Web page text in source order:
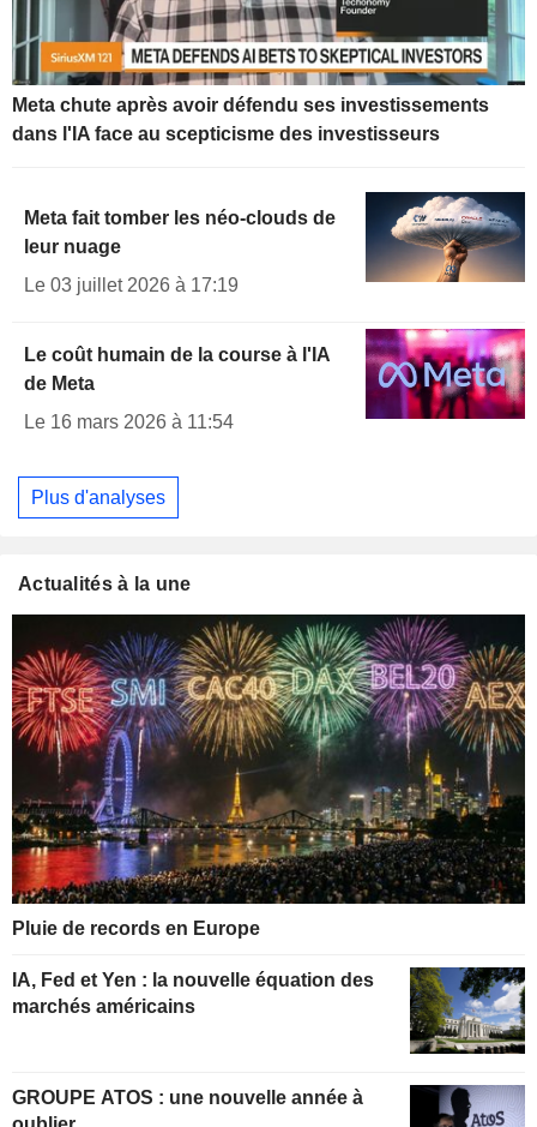
Meta chute après avoir défendu ses investissements
dans l'IA face au scepticisme des investisseurs
Meta fait tomber les néo-clouds de
leur nuage
Le 03 juillet 2026 à 17:19
Le coût humain de la course à l'IA
de Meta
Le 16 mars 2026 à 11:54
Plus d'analyses
Actualités à la une
Pluie de records en Europe
IA, Fed et Yen : la nouvelle équation des
marchés américains
GROUPE ATOS : une nouvelle année à